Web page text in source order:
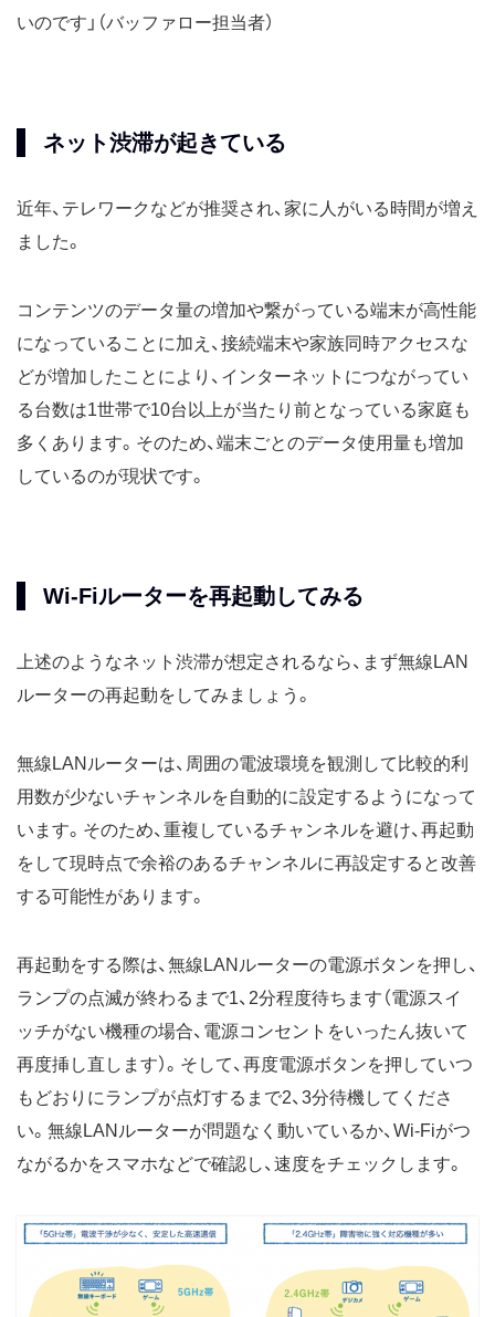
いのです」（バッファロー担当者）
ネット渋滞が起きている
近年、テレワークなどが推奨され、家に人がいる時間が増え
ました。
コンテンツのデータ量の増加や繋がっている端末が高性能
になっていることに加え、接続端末や家族同時アクセスな
どが増加したことにより、インターネットにつながってい
る台数は1世帯で10台以上が当たり前となっている家庭も
多くあります。そのため、端末ごとのデータ使用量も増加
しているのが現状です。
Wi-Fiルーターを再起動してみる
上述のようなネット渋滞が想定されるなら、まず無線LAN
ルーターの再起動をしてみましょう。
無線LANルーターは、周囲の電波環境を観測して比較的利
用数が少ないチャンネルを自動的に設定するようになって
います。そのため、重複しているチャンネルを避け、再起動
をして現時点で余裕のあるチャンネルに再設定すると改善
する可能性があります。
再起動をする際は、無線LANルーターの電源ボタンを押し、
ランプの点滅が終わるまで1、2分程度待ちます（電源スイ
ッチがない機種の場合、電源コンセントをいったん抜いて
再度挿し直します）。そして、再度電源ボタンを押していつ
もどおりにランプが点灯するまで2、3分待機してくださ
い。無線LANルーターが問題なく動いているか、Wi-Fiがつ
ながるかをスマホなどで確認し、速度をチェックします。